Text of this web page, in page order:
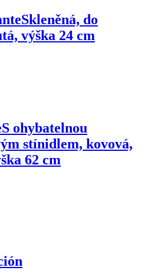
Skleněná, do
výška 24 cm
S ohybatelnou
stínidlem, kovová,
62 cm